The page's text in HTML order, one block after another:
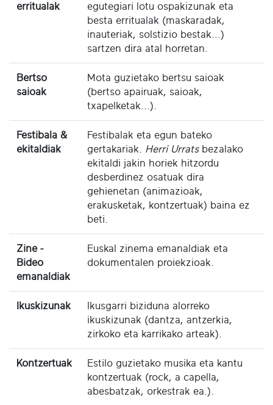
erritualak
egutegiari lotu ospakizunak eta
besta erritualak (maskaradak,
inauteriak, solstizio bestak...)
sartzen dira atal horretan.
Bertso
saioak
Mota guzietako bertsu saioak
(bertso apairuak, saioak,
txapelketak...).
Festibala &
ekitaldiak
Festibalak eta egun bateko
gertakariak. Herri Urratsbezalako
ekitaldi jakin horiek hitzordu
desberdinez osatuak dira
gehienetan (animazioak,
erakusketak, kontzertuak) baina ez
beti.
Zine -
Bideo
emanaldiak
Euskal zinema emanaldiak eta
dokumentalen proiekzioak.
Ikuskizunak
Ikusgarri biziduna alorreko
ikuskizunak (dantza, antzerkia,
zirkoko eta karrikako arteak).
Kontzertuak
Estilo guzietako musika eta kantu
kontzertuak (rock, a capella,
abesbatzak, orkestrak ea.).